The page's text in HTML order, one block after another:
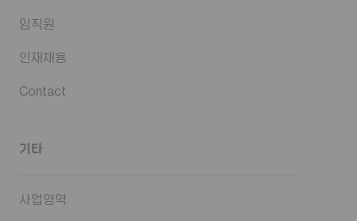
임직원
인재채용
Contact
기타
사업영역